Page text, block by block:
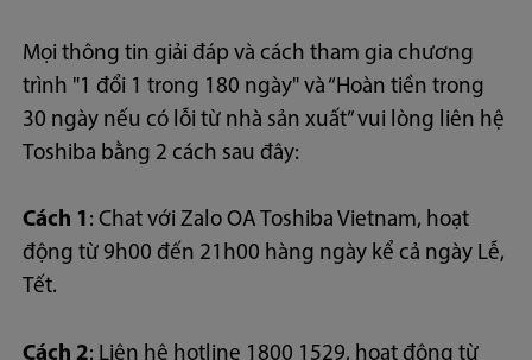
Mọi thông tin giải đáp và cách tham gia chương
trình "1 đổi 1 trong 180 ngày" và “Hoàn tiền trong
30 ngày nếu có lỗi từ nhà sản xuất” vui lòng liên hệ
Toshiba bằng 2 cách sau đây:
Cách 1 : Chat với Zalo OA Toshiba Vietnam, hoạt
động từ 9h00 đến 21h00 hàng ngày kể cả ngày Lễ,
Tết.
Cách 2: Liên hệ hotline 1800 1529, hoạt động từ